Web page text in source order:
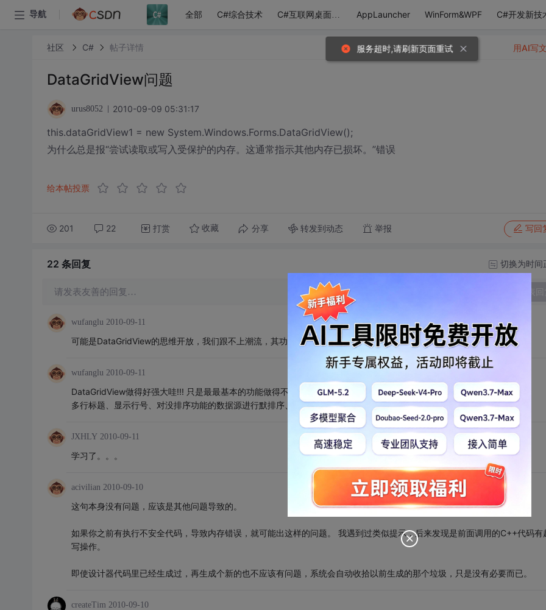
导航 全部 C#综合技术 C#互联网桌面应用 AppLauncher WinForm&WPF C#开发新技
社区 C# 帖子详情
DataGridView问题
urus8052 2010-09-09 05:31:17
this.dataGridView1 = new System.Windows.Forms.DataGridView();
为什么总是报“尝试读取或写入受保护的内存。这通常指示其他内存已损坏。”错误
给本帖投票
201 22 打赏 收藏 分享 转发到动态 举报 写回
用AI写
22 条回复 切换为时间
请发表友善的回复…
wufanglu 2010-09-11
可能是DataGridView的思维开放，我们跟不上潮流，其功能包罗万象，像天空一样空。
wufanglu 2010-09-11
DataGridView做得好强大哇!!! 只是最最基本的功能做得不好。
多行标题、显示行号、对没排序功能的数据源进行默排序、多列排序、合并相同内容单元格、表脚总计、。。。
JXHLY 2010-09-11
学习了。。。
acivilian 2010-09-10
这句本身没有问题，应该是其他问题导致的。
如果你之前有执行不安全代码，导致内存错误，就可能出这样的问题。 我遇到过类似提示，后来发现是前面调用的C++代码有
写操作。
即使设计器代码里已经生成过，再生成个新的也不应该有问题，系统会自动收拾以前生成的那个垃圾，只是没有必要而已。
createTim 2010-09-10
服务超时,请刷新页面重试